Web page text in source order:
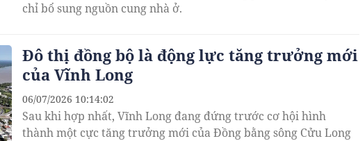
chỉ bổ sung nguồn cung nhà ở.
Đô thị đồng bộ là động lực tăng trưởng mới
của Vĩnh Long
Sau khi hợp nhất, Vĩnh Long đang đứng trước cơ hội hình
thành một cực tăng trưởng mới của Đồng bằng sông Cửu Long
06/07/2026 10:14:02